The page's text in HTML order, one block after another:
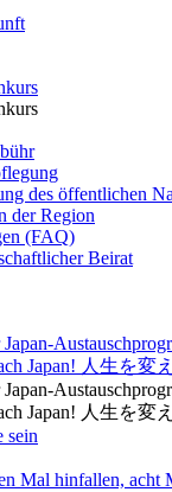
des öffentlichen
der Region
(FAQ)
Beirat
Japan! 人生を変
Japan! 人生を変
sein
Mal hinfallen, acht